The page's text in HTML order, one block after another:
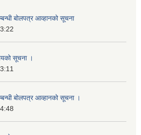
बोलपत्र आव्हानको सूचना
सूचना ।
बोलपत्र आव्हानको सूचना ।